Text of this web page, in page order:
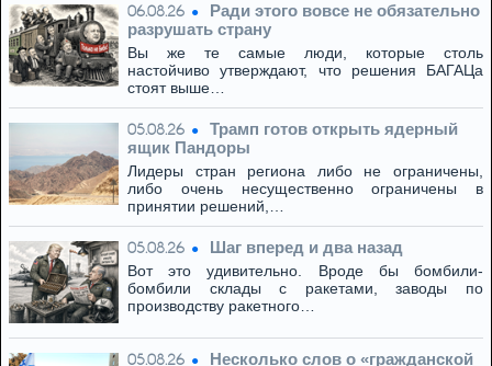
06.08.26
Ради этого вовсе не обязательно
разрушать страну
Вы же те самые люди, которые столь
настойчиво утверждают, что решения БАГАЦа
стоят выше…
05.08.26
Трамп готов открыть ядерный
ящик Пандоры
Лидеры стран региона либо не ограничены,
либо очень несущественно ограничены в
принятии решений,…
05.08.26 Шаг вперед и два назад
Вот это удивительно. Вроде бы бомбили-
бомбили склады с ракетами, заводы по
производству ракетного…
05.08.26 Несколько слов о «гражданской